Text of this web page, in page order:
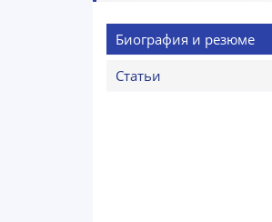
Биография и резюме
Статьи